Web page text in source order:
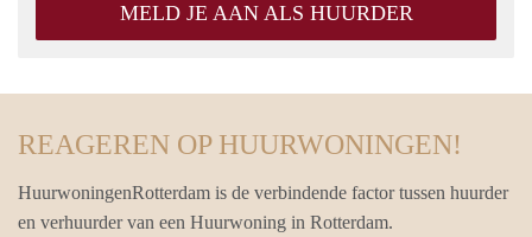
MELD JE AAN ALS HUURDER
REAGEREN OP HUURWONINGEN!
HuurwoningenRotterdam is de verbindende factor tussen huurder
en verhuurder van een Huurwoning in Rotterdam.